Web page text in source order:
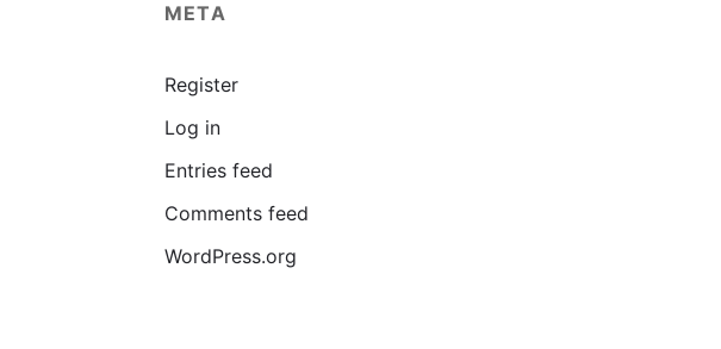
META
Register
Log in
Entries feed
Comments feed
WordPress.org